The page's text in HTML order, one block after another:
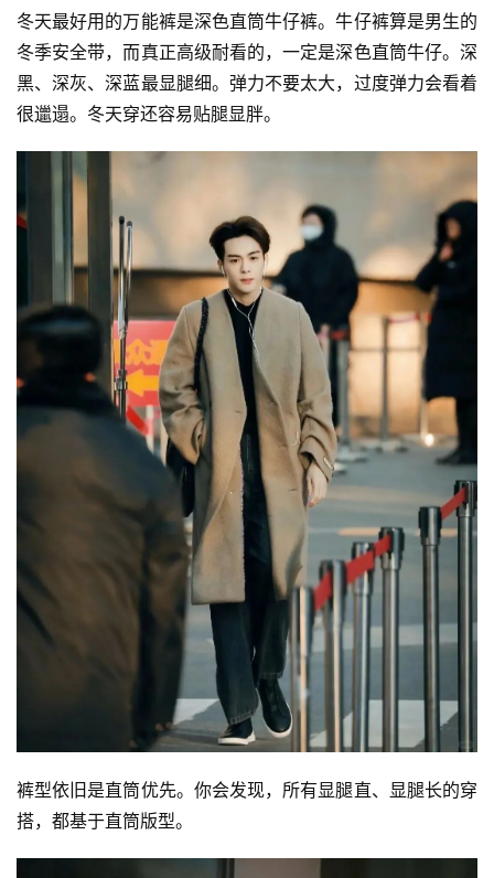
快
讯
司
时
尚
技
冬天最好用的万能裤是深色直筒牛仔裤。牛仔裤算是男生的
冬季安全带，而真正高级耐看的，一定是深色直筒牛仔。深
黑、深灰、深蓝最显腿细。弹力不要太大，过度弹力会看着
很邋遢。冬天穿还容易贴腿显胖。
裤型依旧是直筒优先。你会发现，所有显腿直、显腿长的穿
搭，都基于直筒版型。